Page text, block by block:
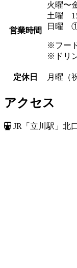
営業時間
火曜〜
土曜
日曜
※フー
※ドリ
定休日 月曜（
アクセス
JR「立川駅」北